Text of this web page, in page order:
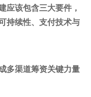
应该包含三大要件，
持续性、支付技术与
多渠道筹资关键力量